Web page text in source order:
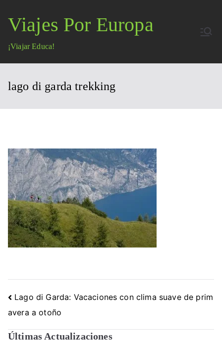
contenido
Viajes Por Europa
¡Viajar Educa!
lago di garda trekking
Navegación
de
entradas
Lago di Garda: Vacaciones con clima suave de prim
avera a otoño
Últimas Actualizaciones